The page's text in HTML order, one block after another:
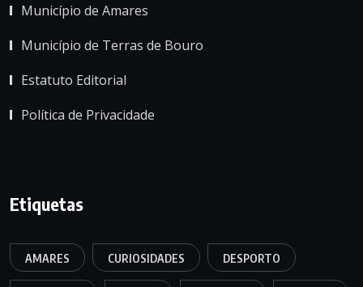
Município de Amares
Município de Terras de Bouro
Estatuto Editorial
Política de Privacidade
Etiquetas
AMARES CURIOSIDADES DESPORTO